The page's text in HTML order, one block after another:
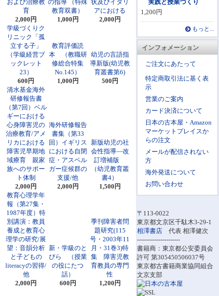
実践と授業づくり
1,200円
もっと...
インフォメーション
ご注文にあたって
特定商取引法に基く表
示
営業のご案内
カード決済について
日本の古本屋・Amazon
マーケットプレイスか
らの注文
メールが配信されない
方
海外発送について
お問い合わせ
〒113-0022
東京都文京区千駄木3-29-1
相澤書店 代表 相澤健次
----------------------
書籍商：東京都公安委員会
許可 第305450506037号
東京都古書籍商業協同組合
文京支部
および治療教
育
2,000円
の指導 （特殊
教育双書）
1,000円
状及びイタリ
アにおける
2,000円
学級づくりク
リニック「孤
立する子」
（学級経営ブ
ックレット
23）
600円
教育評価読
本 （教職研
修総合特集
No.145）
1,000円
幼児の言語指
導新版(幼児教
育叢書第6)
500円
清水基金海外
研修報告書
（第7回）ベル
ギーにおける
心身障害児の
治療教育/アメ
リカにおける
障害児早期地
域療育 親家
族へのサポー
ト体制
2,000円
海外研修報告
書集（第33
回）イギリス
における自閉
症・アスペル
ガー症候群の
支援/他
2,000円
新版幼児の社
会性指導―改
訂増補版
（幼児教育叢
書4）
1,500円
教育心理学年
報（第27集・
1987年度）特
別講演：教員
養成と教育心
理学の研究/展
望：音韻分析
と子どもの
literacyの習得/
他
2,000円
新・学級のと
びら （授業
の役にたつ
話）
600円
季刊障害者問
題研究(115
号・2003年11
月・31巻3)特
集 障害児教
育教員の専門
性
1,200円